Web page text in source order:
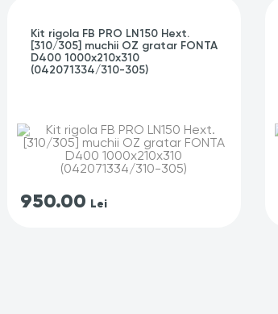
Kit rigola FB PRO LN150 Hext.
[310/305] muchii OZ gratar FONTA
D400 1000x210x310
(042071334/310-305)
950.00 Lei